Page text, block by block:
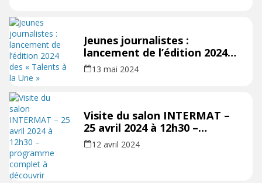
Jeunes journalistes :
lancement de l’édition 2024
des « Talents à la Une »
13 mai 2024
Visite du salon INTERMAT –
25 avril 2024 à 12h30 –
programme complet à
découvrir
12 avril 2024